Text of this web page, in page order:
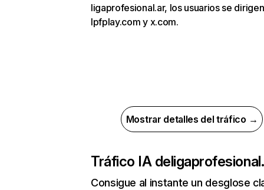
ligaprofesional.ar, los usuarios se
lpfplay.com y x.com.
Mostrar detalles del tráfico →
Tráfico IA de
Consigue al instante un desglose